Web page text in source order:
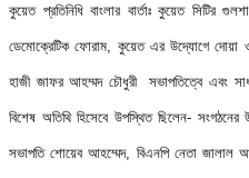
কুয়েত প্রতিনিধি বাংলার বার্তাঃ কুয়েত সিটির
ডেমোক্রেটিক ফোরাম, কুয়েত এর উদ্যোগে দোয়া
হাজী জাফর আহম্মদ চৌধুরী সভাপতিত্বে এবং
বিশেষ অতিথি হিসেবে উপস্থিত ছিলেন-
সভাপতি শোয়েব আহম্মেদ, বিএনপি নেতা